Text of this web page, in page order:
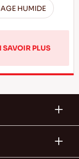
HUMIDE
SAVOIR PLUS